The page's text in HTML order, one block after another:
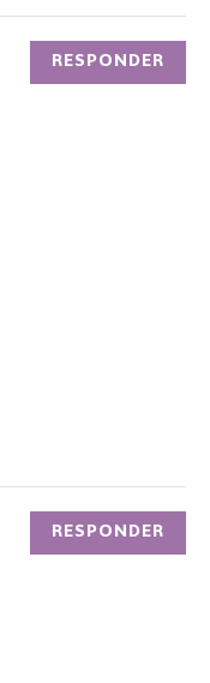
RESPONDER
RESPONDER